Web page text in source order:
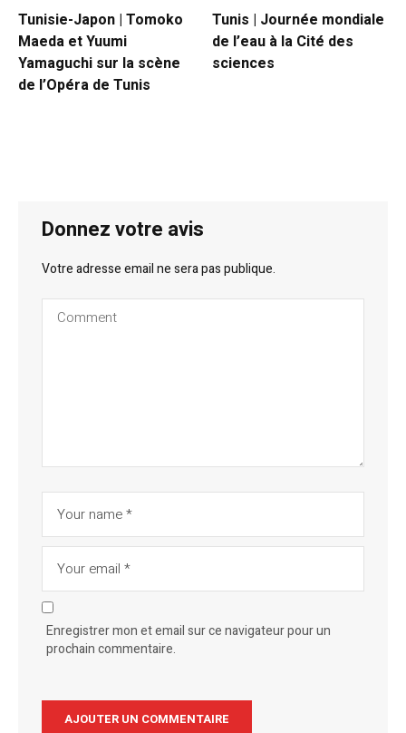
Tunisie-Japon | Tomoko
Maeda et Yuumi
Yamaguchi sur la scène
de l’Opéra de Tunis
Tunis | Journée mondiale
de l’eau à la Cité des
sciences
Donnez votre avis
Votre adresse email ne sera pas publique.
Enregistrer mon et email sur ce navigateur pour un
prochain commentaire.